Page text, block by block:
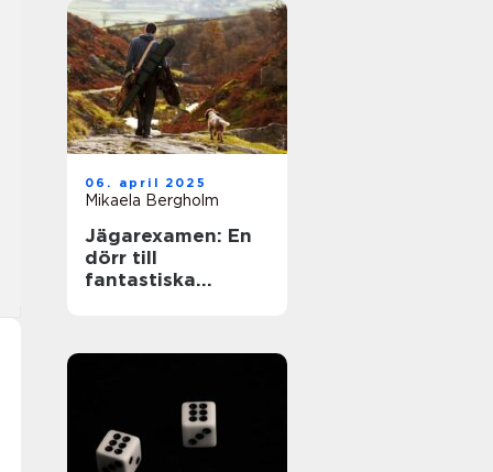
06. april 2025
Mikaela Bergholm
Jägarexamen: En
dörr till
fantastiska